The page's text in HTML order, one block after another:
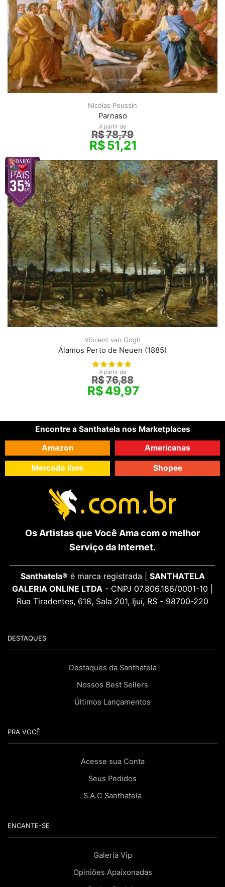
Nicolas Poussin
Parnaso
A partir de
R$78,79
R$51,21
Vincent van Gogh
Álamos Perto de Neuen (1885)
A partir de
R$76,88
R$49,97
Encontre a Santhatela nos Marketplaces
Amazon
Americanas
Mercado livre Shopee
Os Artistas que Você Ama com o melhor
Serviço da Internet.
Santhatela® é marca registrada | SANTHATELA
GALERIA ONLINE LTDA - CNPJ 07.806.186/0001-10 |
Rua Tiradentes, 618, Sala 201, Ijuí, RS - 98700-220
DESTAQUES
Destaques da Santhatela
Nossos Best Sellers
Últimos Lançamentos
PRA VOCÊ
Acesse sua Conta
Seus Pedidos
S.A.C Santhatela
ENCANTE-SE
Galeria Vip
Opiniões Apaixonadas